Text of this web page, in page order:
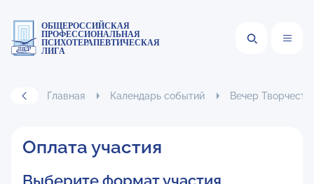
ОБЩЕРОССИЙСКАЯ
ПРОФЕССИОНАЛЬНАЯ
ПСИХОТЕРАПЕВТИЧЕСКАЯ
ЛИГА
Главная Календарь событий Вечер
Оплата участия